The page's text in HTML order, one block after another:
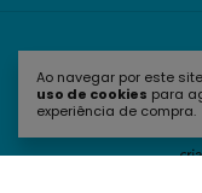
Ao navegar por este site
uso de cookies para
experiência de compra.
©2026. Cápsula